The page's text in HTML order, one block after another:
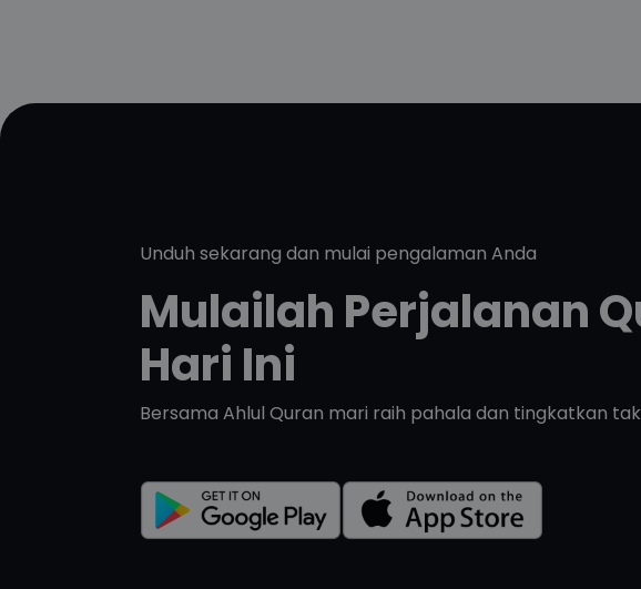
Unduh sekarang dan mulai pengalaman Anda
Mulailah Perjalanan
Hari Ini
Bersama Ahlul Quran mari raih pahala dan tingkatkan